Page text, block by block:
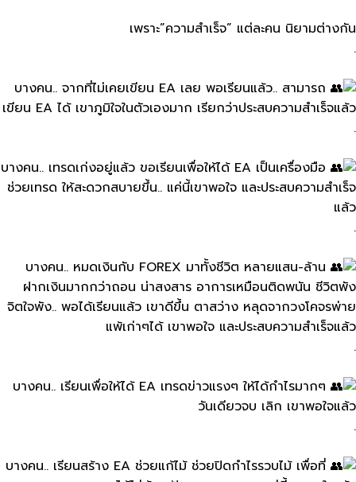
เพราะ”ความสำเร็จ” แต่ละคน​ นิยามต่างกัน
.
บางคน.. จากที่ไม่เคยเขียน EA​ เลย​ พอเรียนแล้ว.. สามารถ
เขียน​ EA​ ได้​ เขาภูมิใจในตัวเอง​มาก เรียกว่าประสบความสําเร็จ​แล้ว
.
บางคน.. เทรดเก่งอยู่แล้ว​ ขอเรียนเพื่อให้ได้ EA​ เป็นเครื่องมือ
ช่วยเทรด​ ให้​สะดวกสบา​ยขึ้น​.. แค่นี้เขาพอใจ​ และประสบความสําเร็จ​
แล้ว
.
บางคน.. หมดเงินกับ​ FOREX​ มาทั้งชีวิต​ หลายแสน-ล้าน
ฝากเงินมากกว่าถอน​ น่าสงสาร​ อาการเหมือนติดพนัน​ ชีวิตพัง​
จิตใจพัง​.. พอได้เรียนแล้ว​ เขาดีขึ้น​ ตาสว่าง​ หลุดจากวงโคจรพ่าย
แพ้เก่าๆได้ เขาพอใจ​ และประสบความ​สำเร็จแล้ว
.
บางคน.. เรียนเพื่อให้ได้​ EA เทรดข่าวแรงๆ ให้ได้กำไรมากๆ​
วันเดีย​ว​จบ เลิก​ เขาพอใจแล้ว
.
บางคน.. เรียนสร้าง​ EA​ ช่วยแก้ไม้​ ช่วยปิดกำไร​รวบไม้ เพื่อที่